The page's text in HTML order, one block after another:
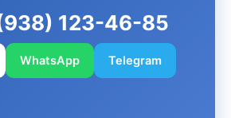
123-46-85
WhatsApp Telegram